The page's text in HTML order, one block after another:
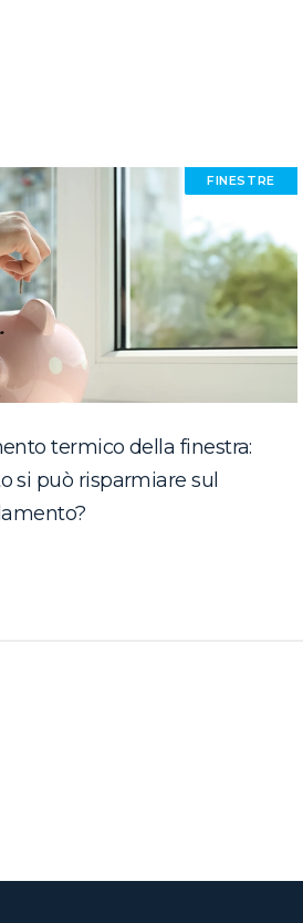
termico della finestra:
si può risparmiare sul
FINESTRE